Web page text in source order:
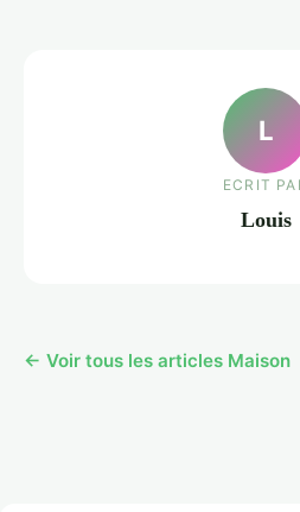
L
ECRIT
Louis
← Voir tous les articles Maison